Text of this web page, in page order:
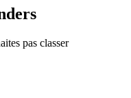
pas classer